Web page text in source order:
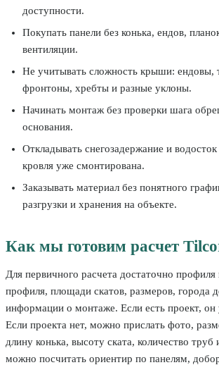
доступности.
Покупать панели без конька, ендов,
вентиляции.
Не учитывать сложность крыши: ендовы,
фронтоны, хребты и разные уклоны.
Начинать монтаж без проверки шага
основания.
Откладывать снегозадержание и
кровля уже смонтирована.
Заказывать материал без понятного
разгрузки и хранения на объекте.
Как мы готовим расчет
Для первичного расчета достаточно профиля
профиля, площади скатов, размеров, города
информации о монтаже. Если есть проект, он
Если проекта нет, можно прислать фото,
длину конька, высоту ската, количество труб
можно посчитать ориентир по панелям,